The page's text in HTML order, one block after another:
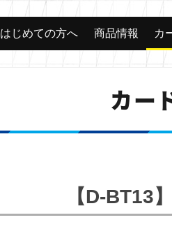
はじめての方へ 商品情報 カ
カー
【D-BT13